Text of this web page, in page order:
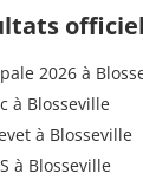
2026 à
à Blosseville
à Blosseville
à Blosseville